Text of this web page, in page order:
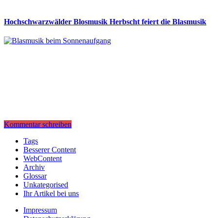
Hochschwarzwälder Blosmusik Herbscht feiert die Blasmusik
Kommentar schreiben
Tags
Besserer Content
WebContent
Archiv
Glossar
Unkategorised
Ihr Artikel bei uns
Impressum